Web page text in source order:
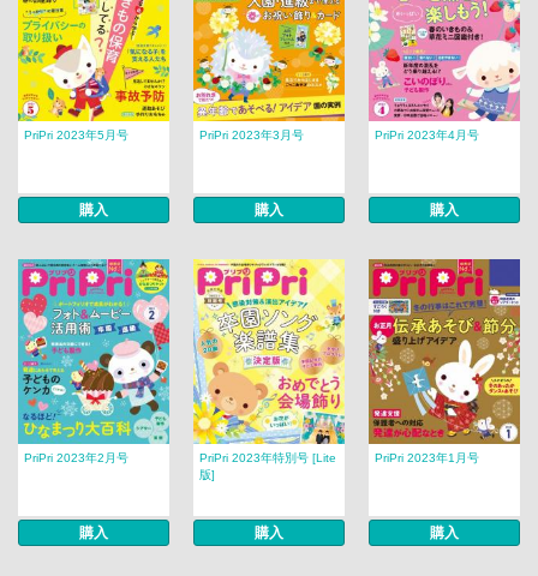
PriPri 2023年5月号
購入
PriPri 2023年3月号
購入
PriPri 2023年4月号
購入
PriPri 2023年2月号
購入
PriPri 2023年特別号 [Lite
版]
購入
PriPri 2023年1月号
購入